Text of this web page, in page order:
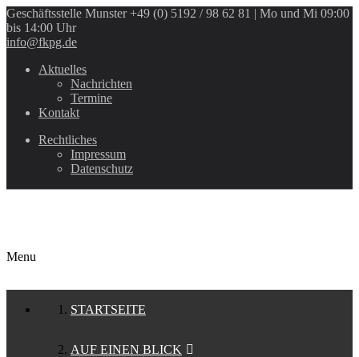
Geschäftsstelle Munster+49 (0) 5192 / 98 62 81 | Mo und Mi 09:00
bis 14:00 Uhr
info@fkpg.de
Aktuelles
Nachrichten
Termine
Kontakt
Rechtliches
Impressum
Datenschutz
Menu
STARTSEITE
AUF EINEN BLICK